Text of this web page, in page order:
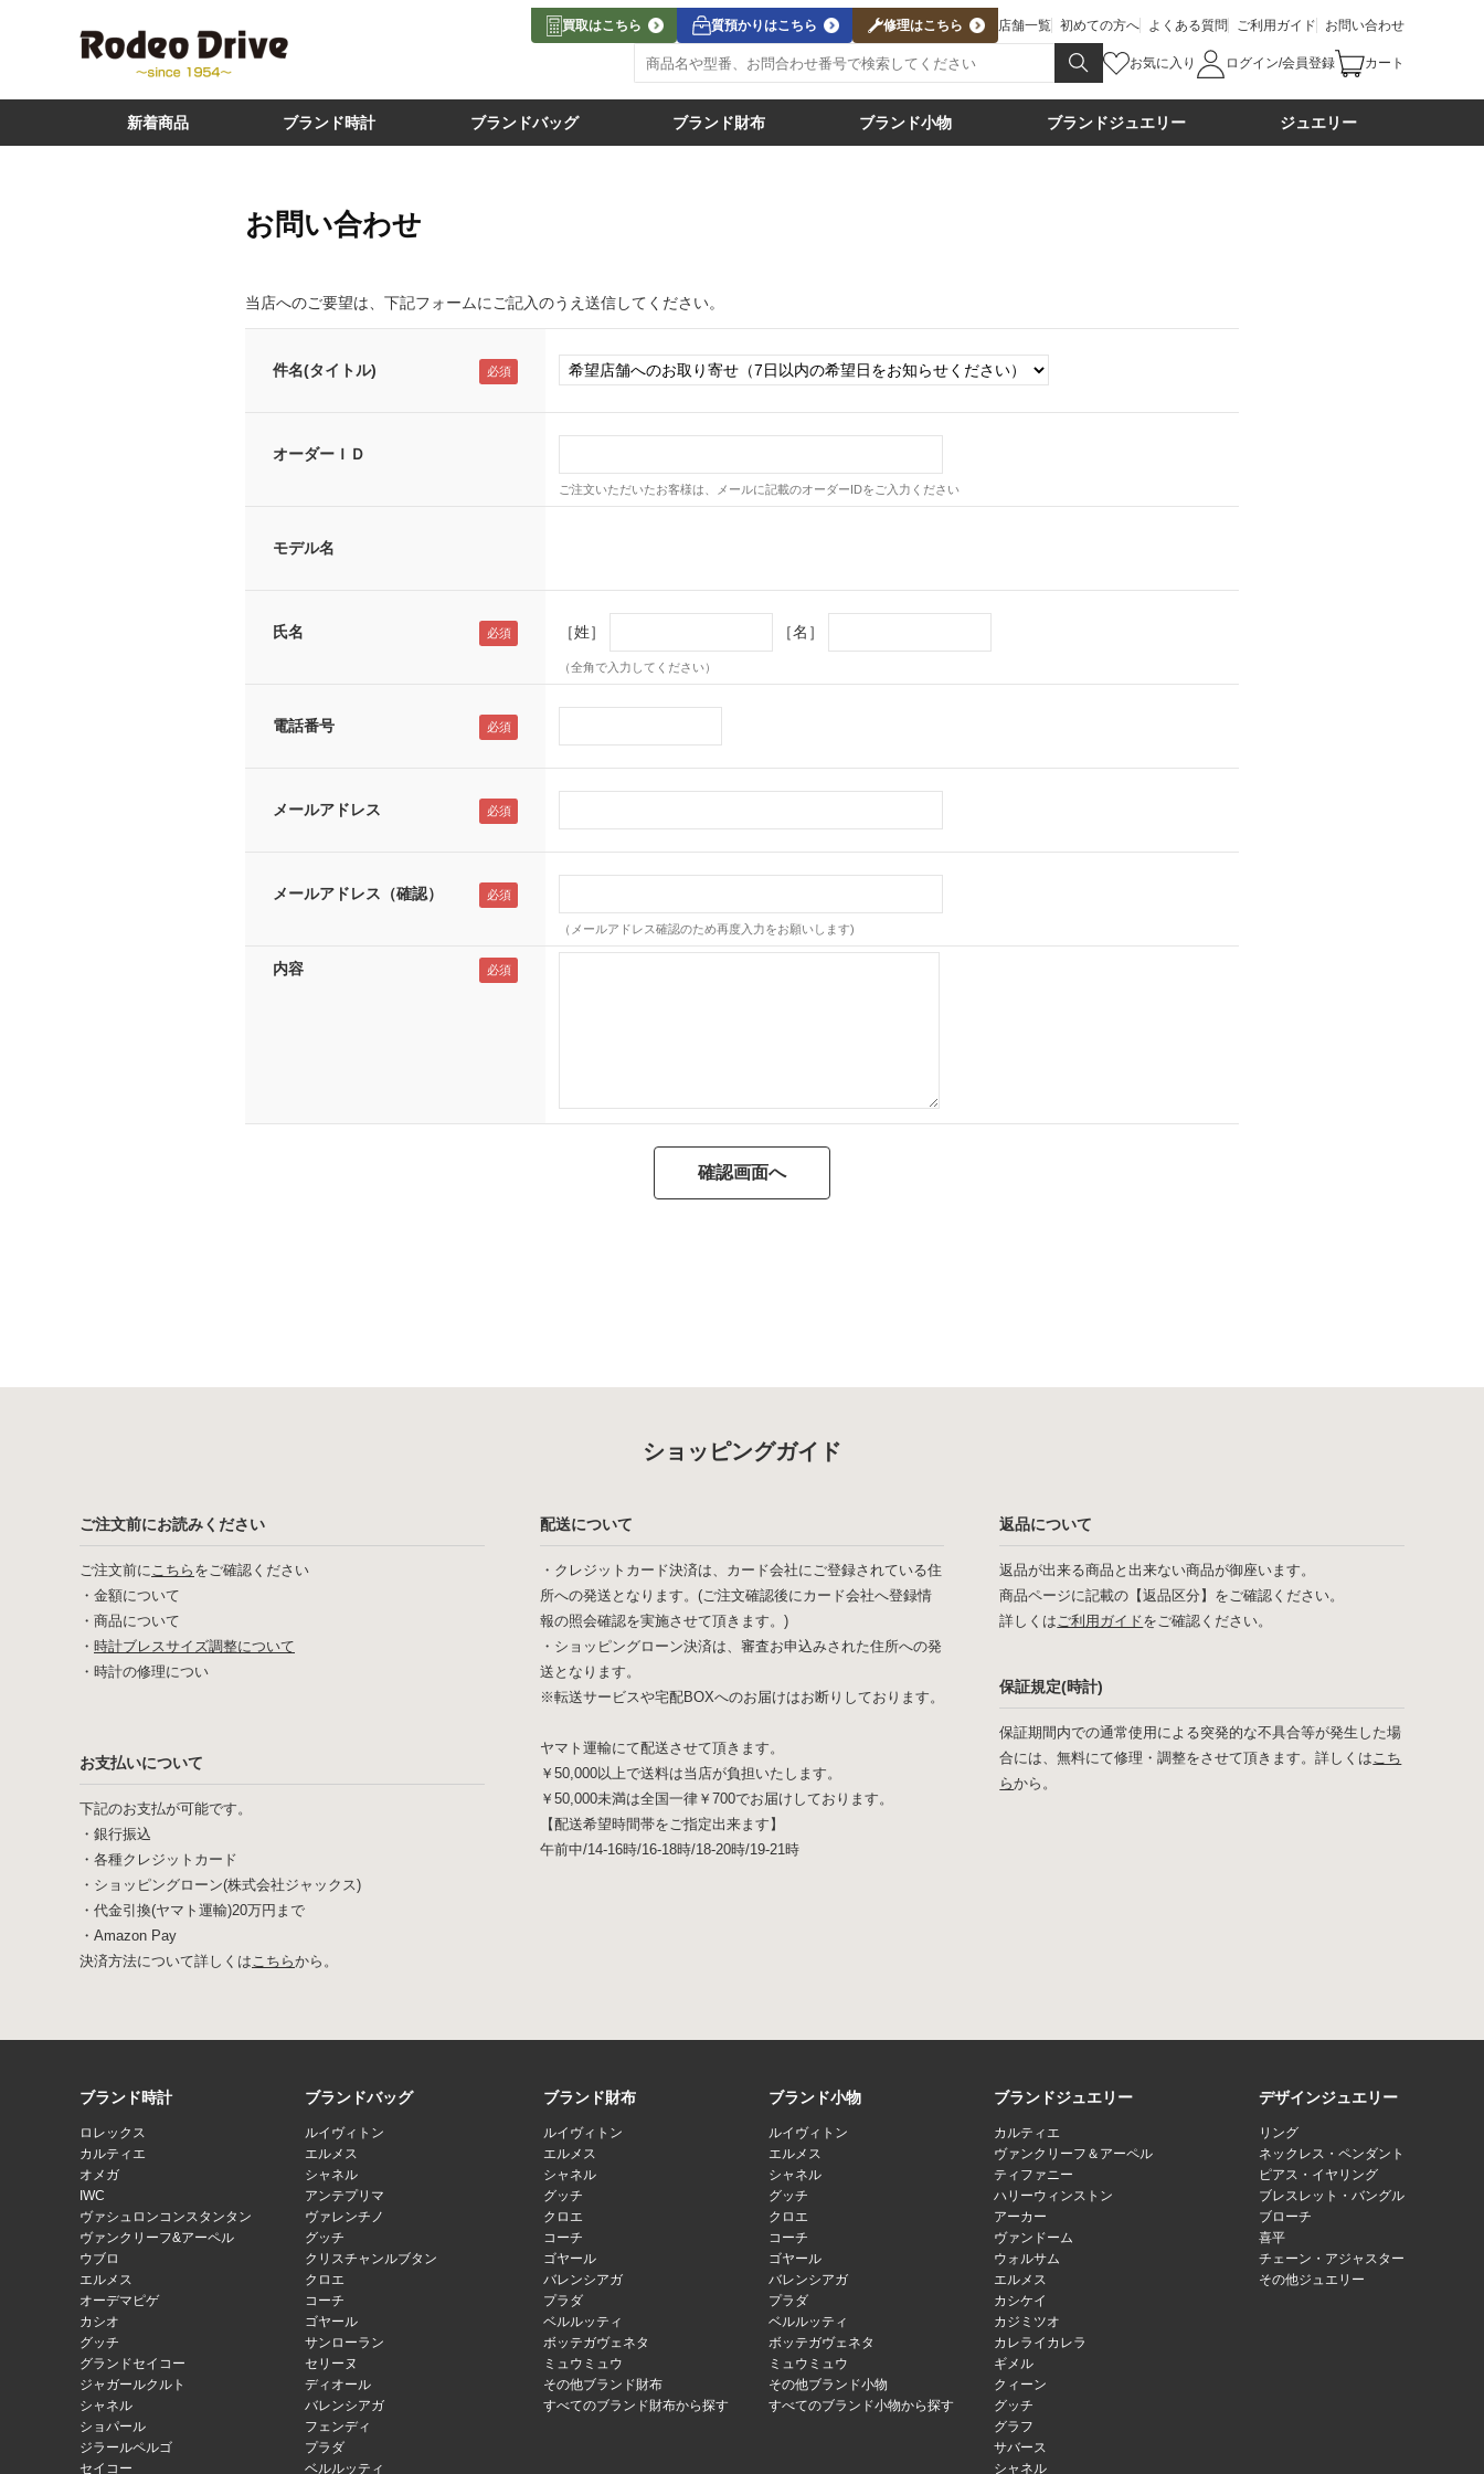
買取はこちら 質預かりはこちら 修理はこちら 店舗一覧 初めての方へ よくある質問 ご利用ガイド お問い合わせ
お気に入り ログイン/会員登録 カート
新着商品 ブランド時計 ブランドバッグ ブランド財布 ブランド小物 ブランドジュエリー ジュエリー
お問い合わせ
当店へのご要望は、下記フォームにご記入のうえ送信してください。
件名(タイトル)
オーダーＩＤ
ご注文いただいたお客様は、メールに記載のオーダーIDをご入力ください
モデル名
氏名 ［姓］ ［名］
（全角で入力してください）
電話番号
メールアドレス
メールアドレス（確認）
（メールアドレス確認のため再度入力をお願いします)
内容
ショッピングガイド
ご注文前にお読みください
ご注文前にこちら をご確認ください
・ 金額について
・ 商品について
・ 時計ブレスサイズ調整について
・ 時計の修理につい
お支払いについて
下記のお支払が可能です。
・銀行振込
・各種クレジットカード
・ショッピングローン(株式会社ジャックス)
・代金引換(ヤマト運輸)20万円まで
・Amazon Pay
決済方法について詳しくはこちらから。
配送について
・クレジットカード決済は、カード会社にご登録されている住
所への発送となります。(ご注文確認後にカード会社へ登録情
報の照会確認を実施させて頂きます。)
・ショッピングローン決済は、審査お申込みされた住所への発
送となります。
※転送サービスや宅配BOXへのお届けはお断りしております。
ヤマト運輸にて配送させて頂きます。
￥50,000以上で送料は当店が負担いたします。
￥50,000未満は全国一律￥700でお届けしております。
【配送希望時間帯をご指定出来ます】
午前中/14-16時/16-18時/18-20時/19-21時
返品について
返品が出来る商品と出来ない商品が御座います。
商品ページに記載の【返品区分】をご確認ください。
詳しくはご利用ガイドをご確認ください。
保証規定(時計)
保証期間内での通常使用による突発的な不具合等が発生した場
合には、無料にて修理・調整をさせて頂きます。詳しくはこち
らから。
ブランド時計
ロレックス
カルティエ
オメガ
IWC
ヴァシュロンコンスタンタン
ヴァンクリーフ&アーペル
ウブロ
エルメス
オーデマピゲ
カシオ
グッチ
グランドセイコー
ジャガールクルト
シャネル
ショパール
ジラールペルゴ
セイコー
ブランドバッグ
ルイヴィトン
エルメス
シャネル
アンテプリマ
ヴァレンチノ
グッチ
クリスチャンルブタン
クロエ
コーチ
ゴヤール
サンローラン
セリーヌ
ディオール
バレンシアガ
フェンディ
プラダ
ベルルッティ
ブランド財布
ルイヴィトン
エルメス
シャネル
グッチ
クロエ
コーチ
ゴヤール
バレンシアガ
プラダ
ベルルッティ
ボッテガヴェネタ
ミュウミュウ
その他ブランド財布
すべてのブランド財布から探す
ブランド小物
ルイヴィトン
エルメス
シャネル
グッチ
クロエ
コーチ
ゴヤール
バレンシアガ
プラダ
ベルルッティ
ボッテガヴェネタ
ミュウミュウ
その他ブランド小物
すべてのブランド小物から探す
ブランドジュエリー
カルティエ
ヴァンクリーフ＆アーペル
ティファニー
ハリーウィンストン
アーカー
ヴァンドーム
ウォルサム
エルメス
カシケイ
カジミツオ
カレライカレラ
ギメル
クィーン
グッチ
グラフ
サバース
シャネル
デザインジュエリー
リング
ネックレス・ペンダント
ピアス・イヤリング
ブレスレット・バングル
ブローチ
喜平
チェーン・アジャスター
その他ジュエリー